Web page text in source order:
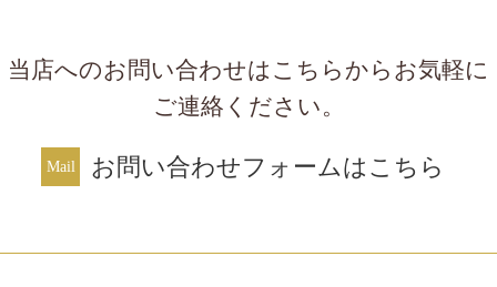
当店へのお問い合わせはこちらからお気軽に
ご連絡ください。
お問い合わせフォームはこちら